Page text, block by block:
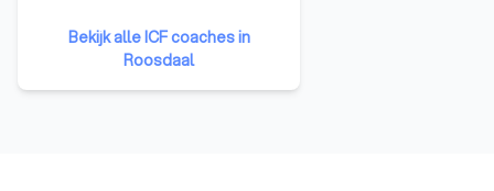
de ganse wereld en die optreden
als coach in het zakelijke of privé
leven. ICF is op dit ogenblik de
grootste organisatie voor
Bekijk alle ICF coaches in
Roosdaal